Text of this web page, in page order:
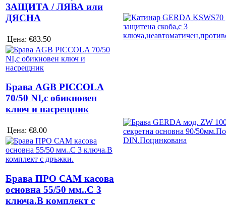
ЗАЩИТА / ЛЯВА или
ДЯСНА
Цена: €83.50
Брава AGB PICCOLA
70/50 NI,с обикновен
ключ и насрещник
Цена: €8.00
Брава ПРО САМ касова
основна 55/50 мм..С 3
ключа.В комплект с